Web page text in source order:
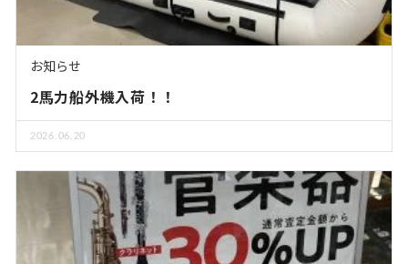
お知らせ
2馬力船外機入荷！！
2026.06.20